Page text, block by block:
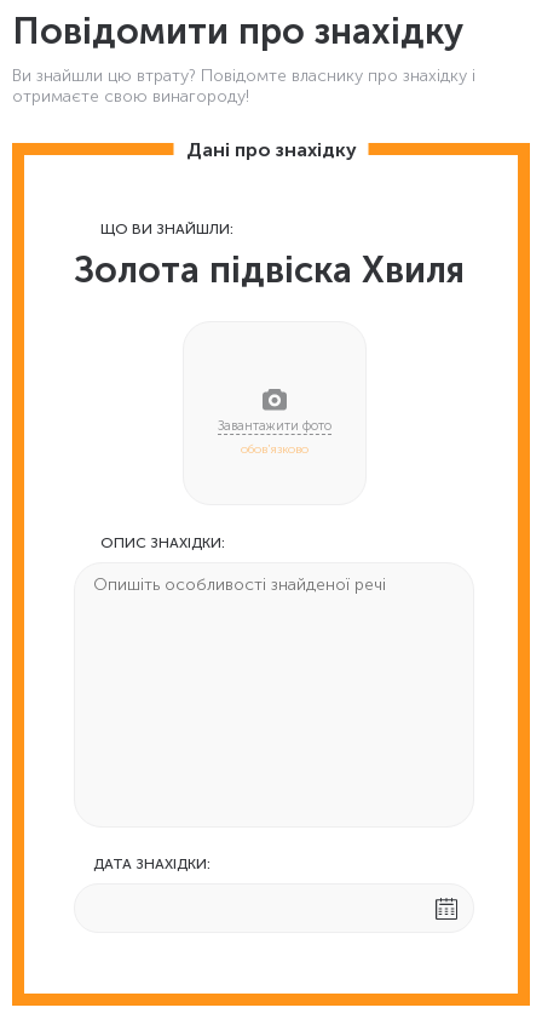
Повідомити про знахідку
Ви знайшли цю втрату? Повідомте власнику про знахідку і
отримаєте свою винагороду!
Дані про знахідку
ЩО ВИ ЗНАЙШЛИ:
Золота підвіска Хвиля
обов'язково
ОПИС ЗНАХІДКИ:
ДАТА ЗНАХІДКИ: